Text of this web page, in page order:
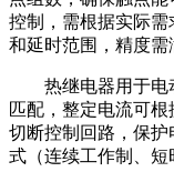
控制，需根据实际需
和延时范围，精度需
热继电器用于
匹配，整定电流可
切断控制回路，保护
式（连续工作制、短